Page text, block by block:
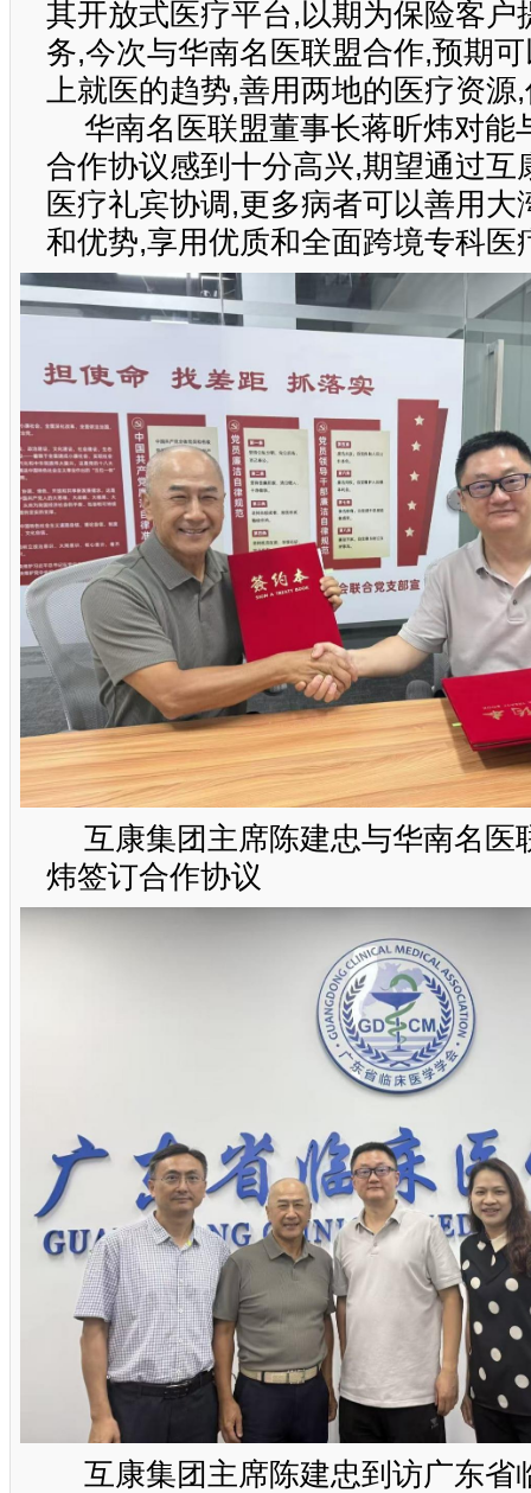
其开放式医疗平台,以期为保险客户
务,今次与华南名医联盟合作,预期
上就医的趋势,善用两地的医疗资源
华南名医联盟董事长蒋昕炜对能
合作协议感到十分高兴,期望通过互
医疗礼宾协调,更多病者可以善用大
和优势,享用优质和全面跨境专科医
互康集团主席陈建忠与华南名医
炜签订合作协议
互康集团主席陈建忠到访广东省